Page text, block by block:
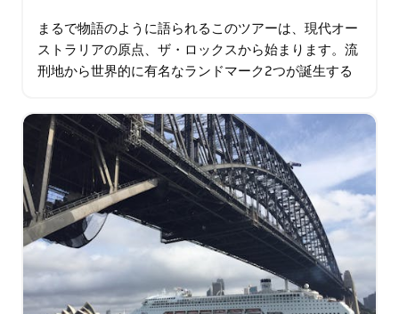
まるで物語のように語られるこのツアーは、現代オー
ストラリアの原点、ザ・ロックスから始まります。流
刑地から世界的に有名なランドマーク2つが誕生する
ランドマークを巡りながら…